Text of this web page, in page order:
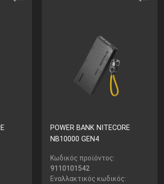
POWER BANK NITECORE
NB10000 GEN4
Κωδικός προϊόντος:
9110101542
Εναλλακτικός κωδικός: